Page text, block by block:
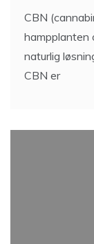
CBN
hampplanten
naturlig
CBN er